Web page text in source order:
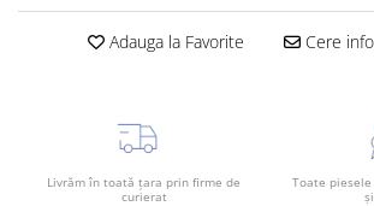
Carenaj roata
Deflector aer
Adauga la Favorite Cere
Livrăm în toată țara prin firme de
curierat
Toate